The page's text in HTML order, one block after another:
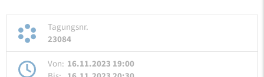
Tagungsnr.
23084
Von: 16.11.2023 19:00